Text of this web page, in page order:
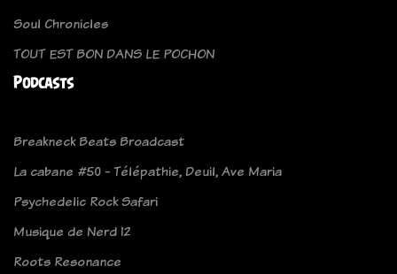
Soul Chronicles
TOUT EST BON DANS LE POCHON
Podcasts
Breakneck Beats Broadcast
La cabane #50 - Télépathie, Deuil, Ave Maria
Psychedelic Rock Safari
Musique de Nerd 12
Roots Resonance